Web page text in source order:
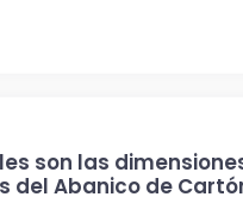
son las
del Abanico de